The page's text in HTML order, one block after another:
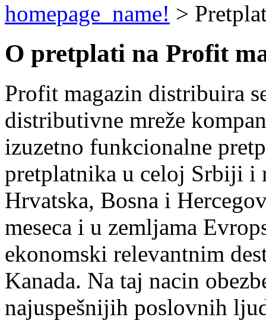
homepage_name! >
O pretplati na Profit
Profit magazin distribuira
distributivne mreže
izuzetno funkcionalne
pretplatnika u celoj Srbiji i
Hrvatska, Bosna i
meseca i u zemljama
ekonomski relevantnim
Kanada. Na taj nacin
najuspešnijih poslovnih